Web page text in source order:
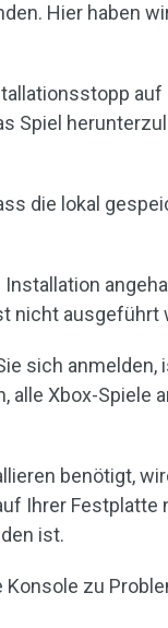
Hier haben
auf
Spiel
die lokal
nicht ausgeführt
sich anmelden,
alle Xbox-Spiele
benötigt,
Ihrer
ist.
zu